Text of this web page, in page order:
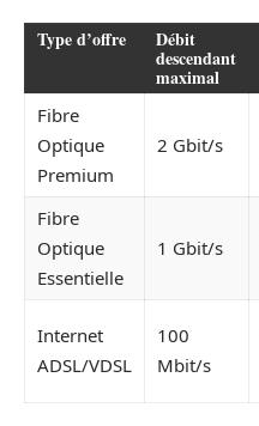
Type d’offre Débit
descendant
maximal
Fibre
Optique
Premium
2 Gbit/s
Fibre
Optique
Essentielle
1 Gbit/s
Internet
ADSL/VDSL
100
Mbit/s